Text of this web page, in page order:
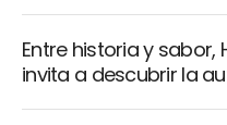
Entre historia y
invita a descubrir la